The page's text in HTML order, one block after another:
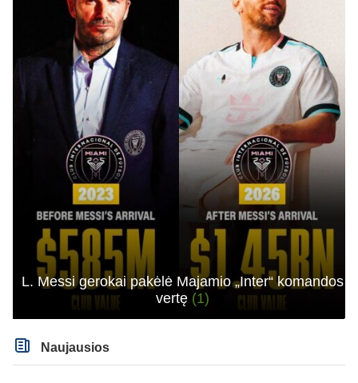
L. Messi gerokai pakėlė Majamio „Inter“ komandos
vertę (1)
Naujausios